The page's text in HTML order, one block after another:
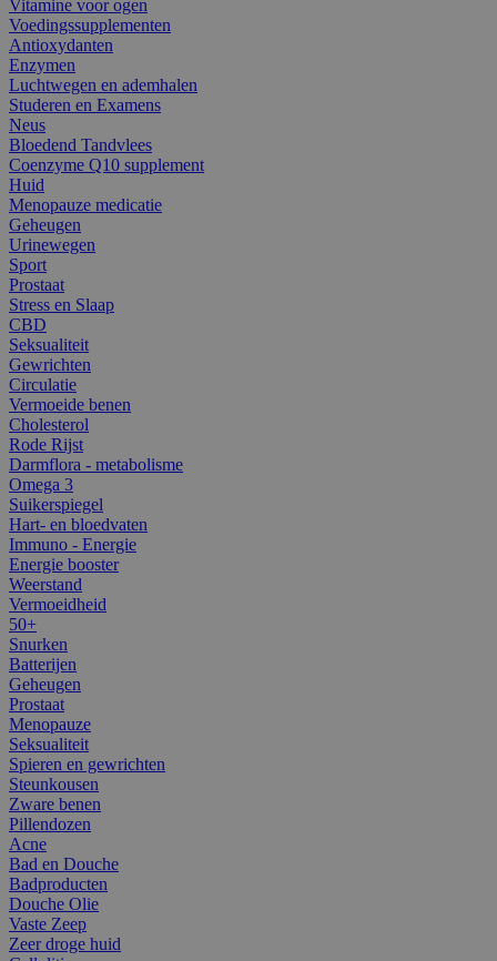
Vitamine voor ogen
Voedingssupplementen
Antioxydanten
Enzymen
Luchtwegen en ademhalen
Studeren en Examens
Neus
Bloedend Tandvlees
Coenzyme Q10 supplement
Huid
Menopauze medicatie
Geheugen
Urinewegen
Sport
Prostaat
Stress en Slaap
CBD
Seksualiteit
Gewrichten
Circulatie
Vermoeide benen
Cholesterol
Rode Rijst
Darmflora - metabolisme
Omega 3
Suikerspiegel
Hart- en bloedvaten
Immuno - Energie
Energie booster
Weerstand
Vermoeidheid
50+
Snurken
Batterijen
Geheugen
Prostaat
Menopauze
Seksualiteit
Spieren en gewrichten
Steunkousen
Zware benen
Pillendozen
Acne
Bad en Douche
Badproducten
Douche Olie
Vaste Zeep
Zeer droge huid